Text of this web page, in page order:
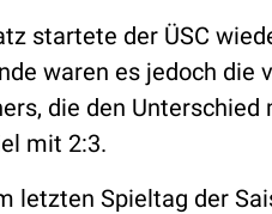
startete der ÜSC
waren es jedoch die
die den Unterschied
mit 2:3.
letzten Spieltag der